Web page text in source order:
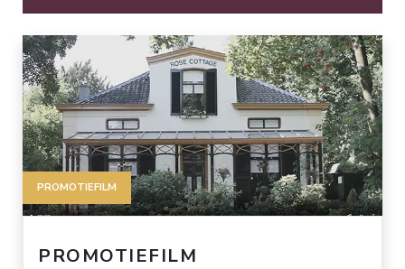
PROMOTIEFILM
PROMOTIEFILM